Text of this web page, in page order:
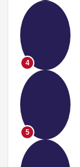
4
5